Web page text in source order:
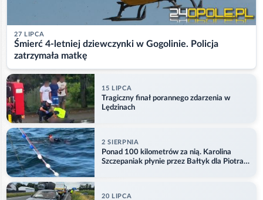
27 LIPCA
Śmierć 4-letniej dziewczynki w Gogolinie. Policja
zatrzymała matkę
15 LIPCA
Tragiczny finał porannego zdarzenia w
Lędzinach
2 SIERPNIA
Ponad 100 kilometrów za nią. Karolina
Szczepaniak płynie przez Bałtyk dla Piotra.
20 LIPCA